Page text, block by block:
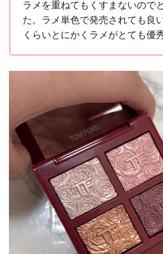
ラメを重ねてもくすまないので
た。ラメ単色で発売されても良
くらいとにかくラメがとても優